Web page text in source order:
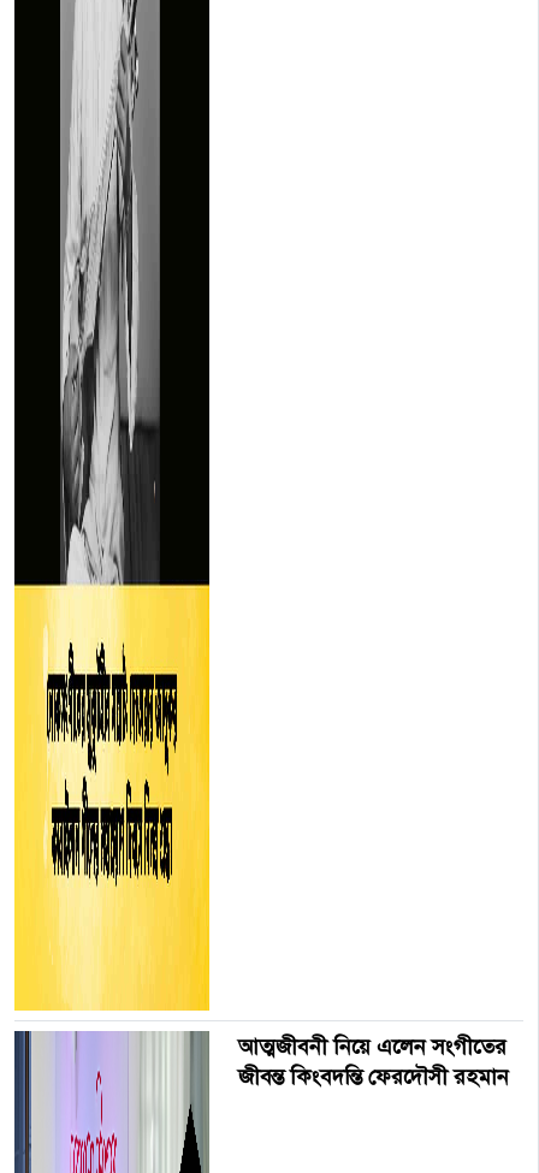
আত্মজীবনী নিয়ে এলেন সংগীতের
জীবন্ত কিংবদন্তি ফেরদৌসী রহমান